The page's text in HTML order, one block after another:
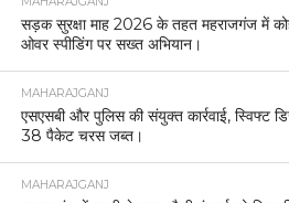
सड़क सुरक्षा माह 2026 के तहत महराजगंज में
ओवर स्पीडिंग पर सख्त अभियान।
MAHARAJGANJ
एसएसबी और पुलिस की संयुक्त कार्रवाई, स्विफ्ट
38 पैकेट चरस जब्त।
MAHARAJGANJ